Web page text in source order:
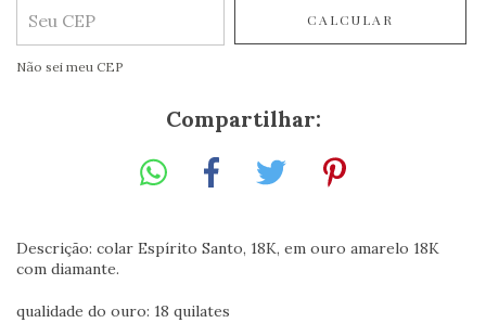
CALCULAR
Não sei meu CEP
Compartilhar:
Descrição: colar Espírito Santo, 18K, em ouro amarelo 18K
com diamante.
qualidade do ouro: 18 quilates